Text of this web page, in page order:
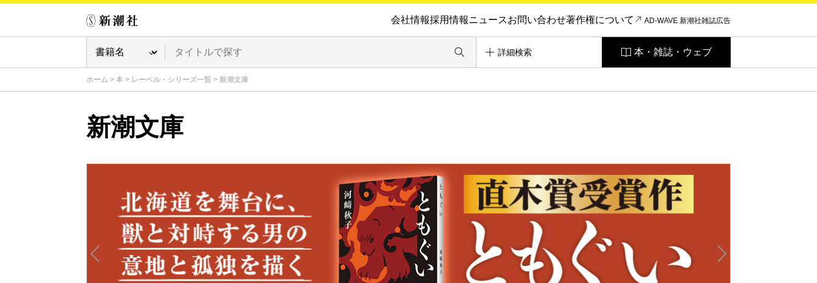
会社情報採用情報ニュースお問い合わせ著作権について AD-WAVE 新潮社雑誌広告
詳細検索 本・雑誌・ウェブ
ホーム > 本 > レーベル・シリーズ一覧 > 新潮文庫
新潮文庫